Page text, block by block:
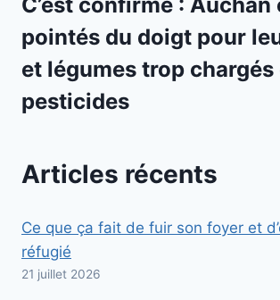
pointés du doigt pour
et légumes trop chargés
pesticides
Articles récents
Ce que ça fait de fuir son foyer et
réfugié
21 juillet 2026